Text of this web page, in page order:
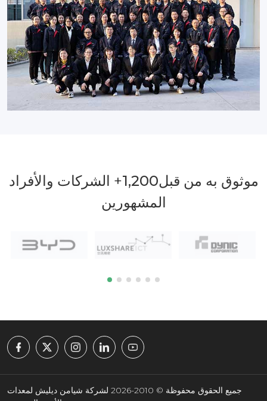
موثوق به من قبل1,200+ الشركات والأفراد
المشهورين
جميع الحقوق محفوظة © 2010-2026 لشركة شيامن ديليش لمعدات